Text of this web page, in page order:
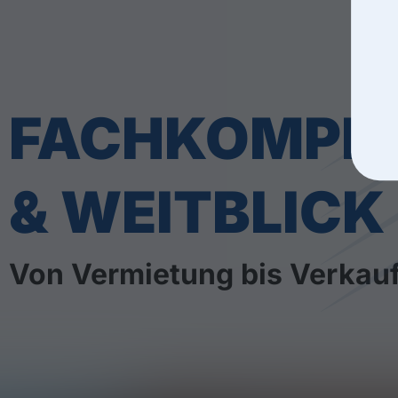
& WEITBLICK
Von Vermietung bis